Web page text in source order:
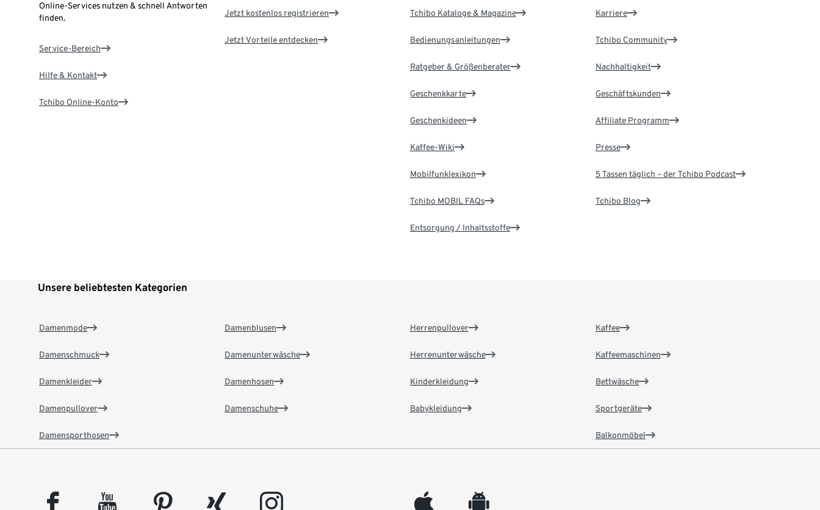
Online-Services nutzen & schnell Antworten
finden.
Service-Bereich
Hilfe & Kontakt
Tchibo Online-Konto
Jetzt kostenlos registrieren
Jetzt Vorteile entdecken
Tchibo Kataloge & Magazine
Bedienungsanleitungen
Ratgeber & Größenberater
Geschenkkarte
Geschenkideen
Kaffee-Wiki
Mobilfunklexikon
Tchibo MOBIL FAQs
Entsorgung / Inhaltsstoffe
Karriere
Tchibo Community
Nachhaltigkeit
Geschäftskunden
Affiliate Programm
Presse
5 Tassen täglich – der Tchibo Podcast
Tchibo Blog
Unsere beliebtesten Kategorien
Damenmode
Damenschmuck
Damenkleider
Damenpullover
Damensporthosen
Damenblusen
Damenunterwäsche
Damenhosen
Damenschuhe
Herrenpullover
Herrenunterwäsche
Kinderkleidung
Babykleidung
Kaffee
Kaffeemaschinen
Bettwäsche
Sportgeräte
Balkonmöbel
facebook youtube pinterest xing instagram appleinc android